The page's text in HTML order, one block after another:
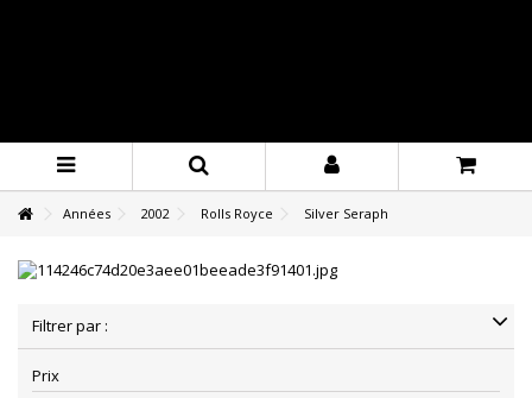
Années 2002 Rolls Royce Silver Seraph
Filtrer par :
Prix